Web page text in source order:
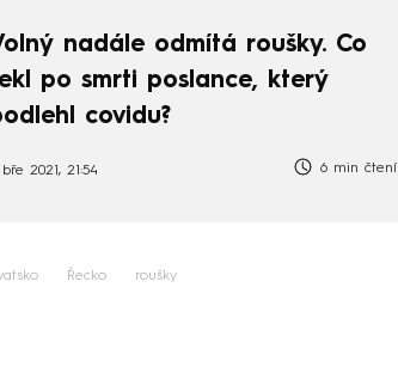
nadále odmítá roušky. Co
po smrti poslance, který
covidu?
bře 2021, 21:54 6 min čtení
Řecko roušky